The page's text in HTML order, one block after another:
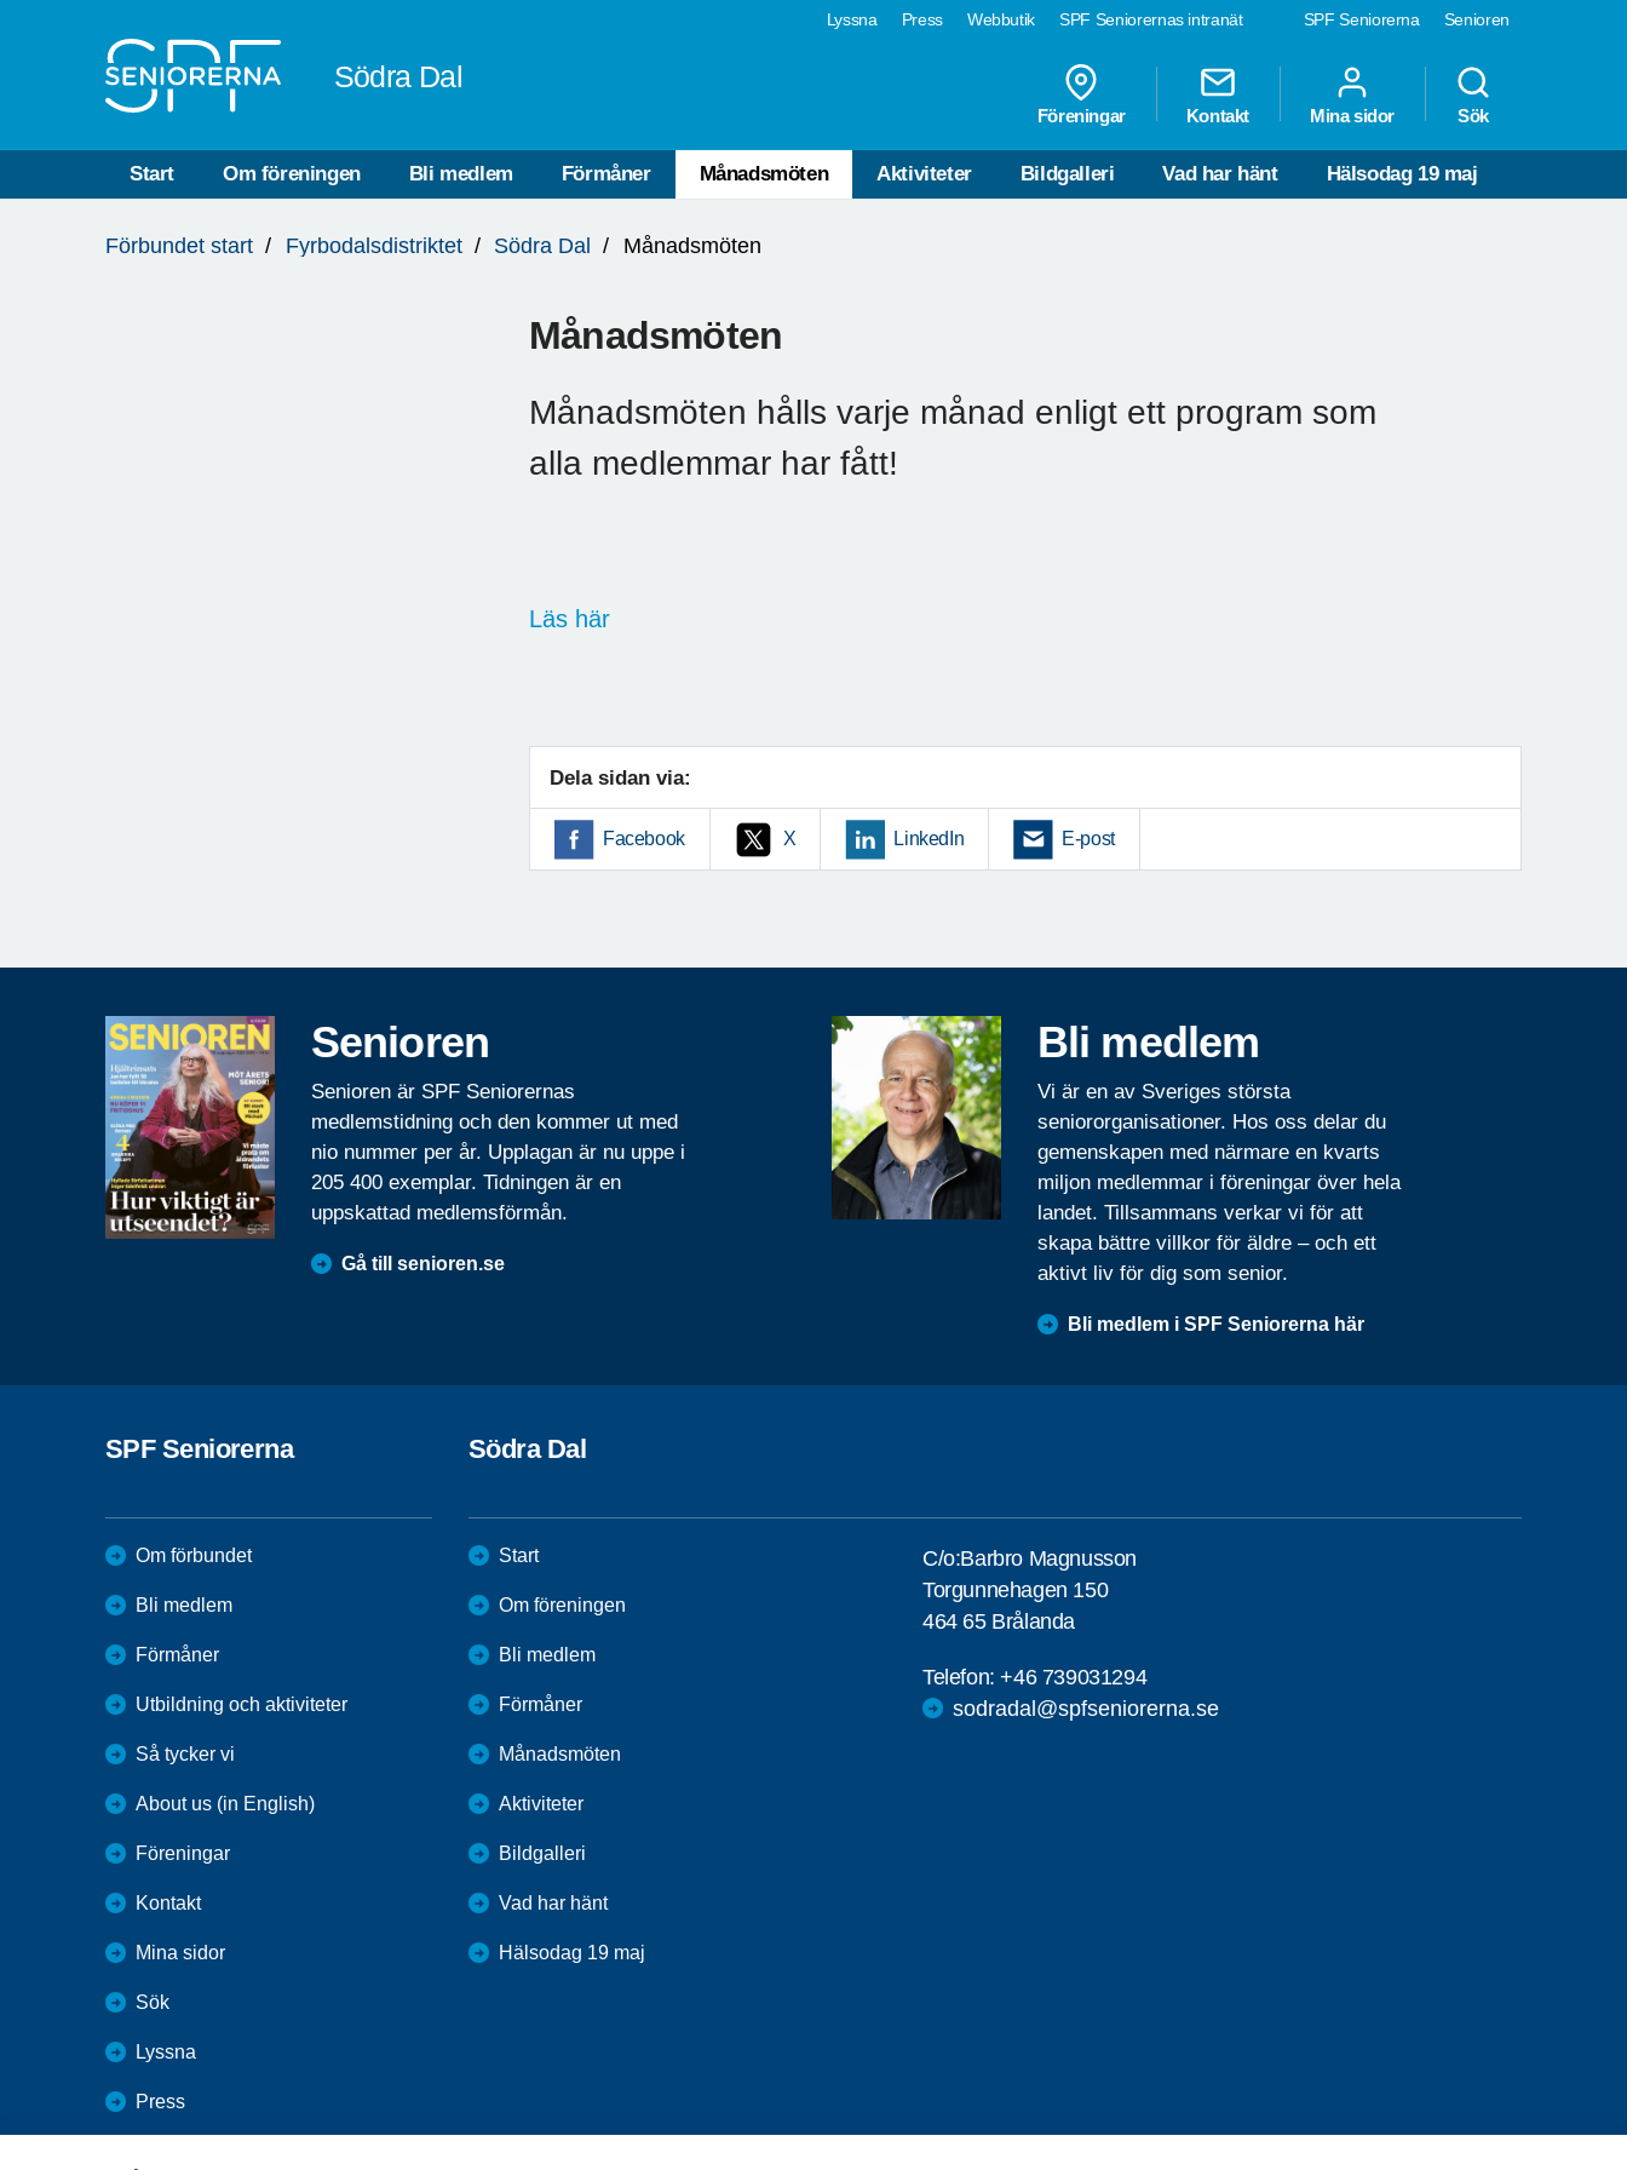
SPF Seniorerna Senioren
Lyssna Press Webbutik SPF Seniorernas intranät
Södra Dal
Föreningar Kontakt Mina sidor Sök
Start Om föreningen Bli medlem Förmåner Månadsmöten Aktiviteter Bildgalleri Vad har hänt Hälsodag 19 maj
är
Förbundet start Fyrbodalsdistriktet Södra Dal Månadsmöten
Månadsmöten
Månadsmöten hålls varje månad enligt ett program som
alla medlemmar har fått!
Läs här
Dela sidan via:
Facebook X LinkedIn E-post
Senioren
Senioren är SPF Seniorernas
medlemstidning och den kommer ut med
nio nummer per år. Upplagan är nu uppe i
205 400 exemplar. Tidningen är en
uppskattad medlemsförmån.
Gå till senioren.se
Bli medlem
Vi är en av Sveriges största
seniororganisationer. Hos oss delar du
gemenskapen med närmare en kvarts
miljon medlemmar i föreningar över hela
landet. Tillsammans verkar vi för att
skapa bättre villkor för äldre – och ett
aktivt liv för dig som senior.
Bli medlem i SPF Seniorerna här
SPF Seniorerna
Om förbundet
Bli medlem
Förmåner
Utbildning och aktiviteter
Så tycker vi
About us (in English)
Föreningar
Kontakt
Mina sidor
Sök
Lyssna
Press
Södra Dal
Start
Om föreningen
Bli medlem
Förmåner
Månadsmöten
Aktiviteter
Bildgalleri
Vad har hänt
Hälsodag 19 maj
C/o:Barbro Magnusson
Torgunnehagen 150
464 65 Brålanda
Telefon:+46 739031294
sodradal@spfseniorerna.se